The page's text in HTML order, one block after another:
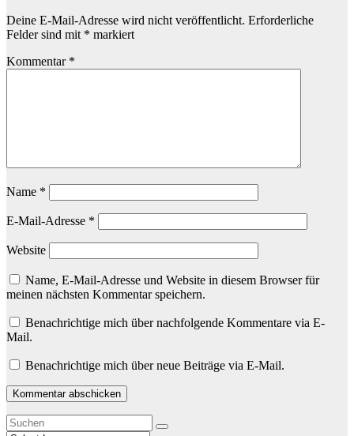
Deine E-Mail-Adresse wird nicht veröffentlicht. Erforderliche
Felder sind mit * markiert
Kommentar *
Name *
E-Mail-Adresse *
Website
Name, E-Mail-Adresse und Website in diesem Browser für
meinen nächsten Kommentar speichern.
Benachrichtige mich über nachfolgende Kommentare via E-
Mail.
Benachrichtige mich über neue Beiträge via E-Mail.